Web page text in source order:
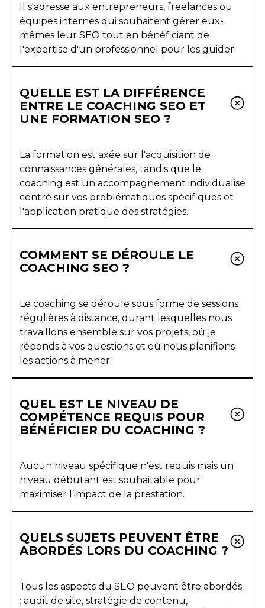
Il s'adresse aux entrepreneurs, freelances ou
équipes internes qui souhaitent gérer eux-
mêmes leur SEO tout en bénéficiant de
l'expertise d'un professionnel pour les guider.
QUELLE EST LA DIFFÉRENCE
ENTRE LE COACHING SEO ET
UNE FORMATION SEO ?
La formation est axée sur l'acquisition de
connaissances générales, tandis que le
coaching est un accompagnement individualisé
centré sur vos problématiques spécifiques et
l'application pratique des stratégies.
COMMENT SE DÉROULE LE
COACHING SEO ?
Le coaching se déroule sous forme de sessions
régulières à distance, durant lesquelles nous
travaillons ensemble sur vos projets, où je
réponds à vos questions et où nous planifions
les actions à mener.
QUEL EST LE NIVEAU DE
COMPÉTENCE REQUIS POUR
BÉNÉFICIER DU COACHING ?
Aucun niveau spécifique n'est requis mais un
niveau débutant est souhaitable pour
maximiser l’impact de la prestation.
QUELS SUJETS PEUVENT ÊTRE
ABORDÉS LORS DU COACHING ?
Tous les aspects du SEO peuvent être abordés
: audit de site, stratégie de contenu,